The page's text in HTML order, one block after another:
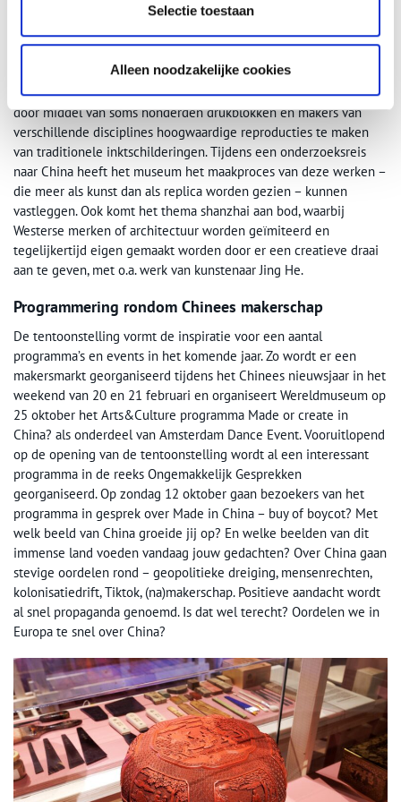
Selectie toestaan
Alleen noodzakelijke cookies
vergroten duplicaties juist de authenticiteit van het origineel, in
plaats van andersom. Kopiëren kan ook innovatie stimuleren en
toegang democratiseren. Zoals zogenaamde ‘geblokdrukte
schilderingen’ (mubanshuiyinhua). Deze bijzonder
gespecialiseerde techniek werd in vorige eeuw ontwikkeld om
door middel van soms honderden drukblokken en makers van
verschillende disciplines hoogwaardige reproducties te maken
van traditionele inktschilderingen. Tijdens een onderzoeksreis
naar China heeft het museum het maakproces van deze werken –
die meer als kunst dan als replica worden gezien – kunnen
vastleggen. Ook komt het thema shanzhai aan bod, waarbij
Westerse merken of architectuur worden geïmiteerd en
tegelijkertijd eigen gemaakt worden door er een creatieve draai
aan te geven, met o.a. werk van kunstenaar Jing He.
Programmering rondom Chinees makerschap
De tentoonstelling vormt de inspiratie voor een aantal
programma’s en events in het komende jaar. Zo wordt er een
makersmarkt georganiseerd tijdens het Chinees nieuwsjaar in het
weekend van 20 en 21 februari en organiseert Wereldmuseum op
25 oktober het Arts&Culture programma Made or create in
China? als onderdeel van Amsterdam Dance Event. Vooruitlopend
op de opening van de tentoonstelling wordt al een interessant
programma in de reeks Ongemakkelijk Gesprekken
georganiseerd. Op zondag 12 oktober gaan bezoekers van het
programma in gesprek over Made in China – buy of boycot? Met
welk beeld van China groeide jij op? En welke beelden van dit
immense land voeden vandaag jouw gedachten? Over China gaan
stevige oordelen rond – geopolitieke dreiging, mensenrechten,
kolonisatiedrift, Tiktok, (na)makerschap. Positieve aandacht wordt
al snel propaganda genoemd. Is dat wel terecht? Oordelen we in
Europa te snel over China?